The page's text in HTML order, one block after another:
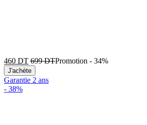
460 DT 699DTPromotion - 34%
J'achète
Garantie 2 ans
- 38%